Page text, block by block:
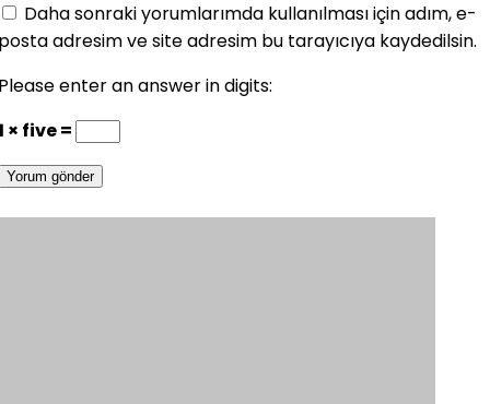
Daha sonraki yorumlarımda kullanılması için adım, e-
adresim ve site adresim bu tarayıcıya kaydedilsin.
enter an answer in digits:
× five =